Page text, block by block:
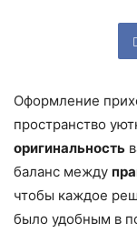
Оформление
пространство
оригинальность
баланс между
чтобы каждое
было удобным в